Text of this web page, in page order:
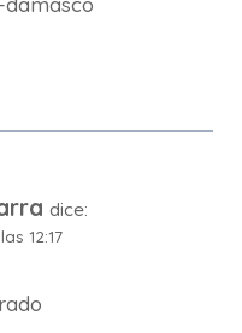
dice:
12:17